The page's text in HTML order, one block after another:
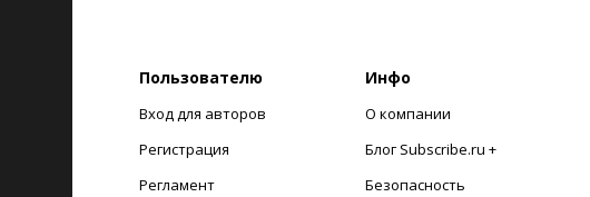
Пользователю
Вход для авторов
Регистрация
Регламент
Инфо
О компании
Блог Subscribe.ru +
Безопасность